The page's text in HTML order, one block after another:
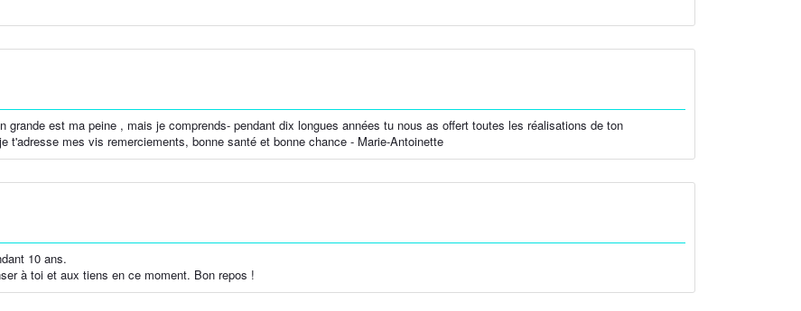
grande est ma peine , mais je comprends- pendant dix longues années tu nous as offert toutes les réalisations de ton
t'adresse mes vis remerciements, bonne santé et bonne chance - Marie-Antoinette
10 ans.
à toi et aux tiens en ce moment. Bon repos !